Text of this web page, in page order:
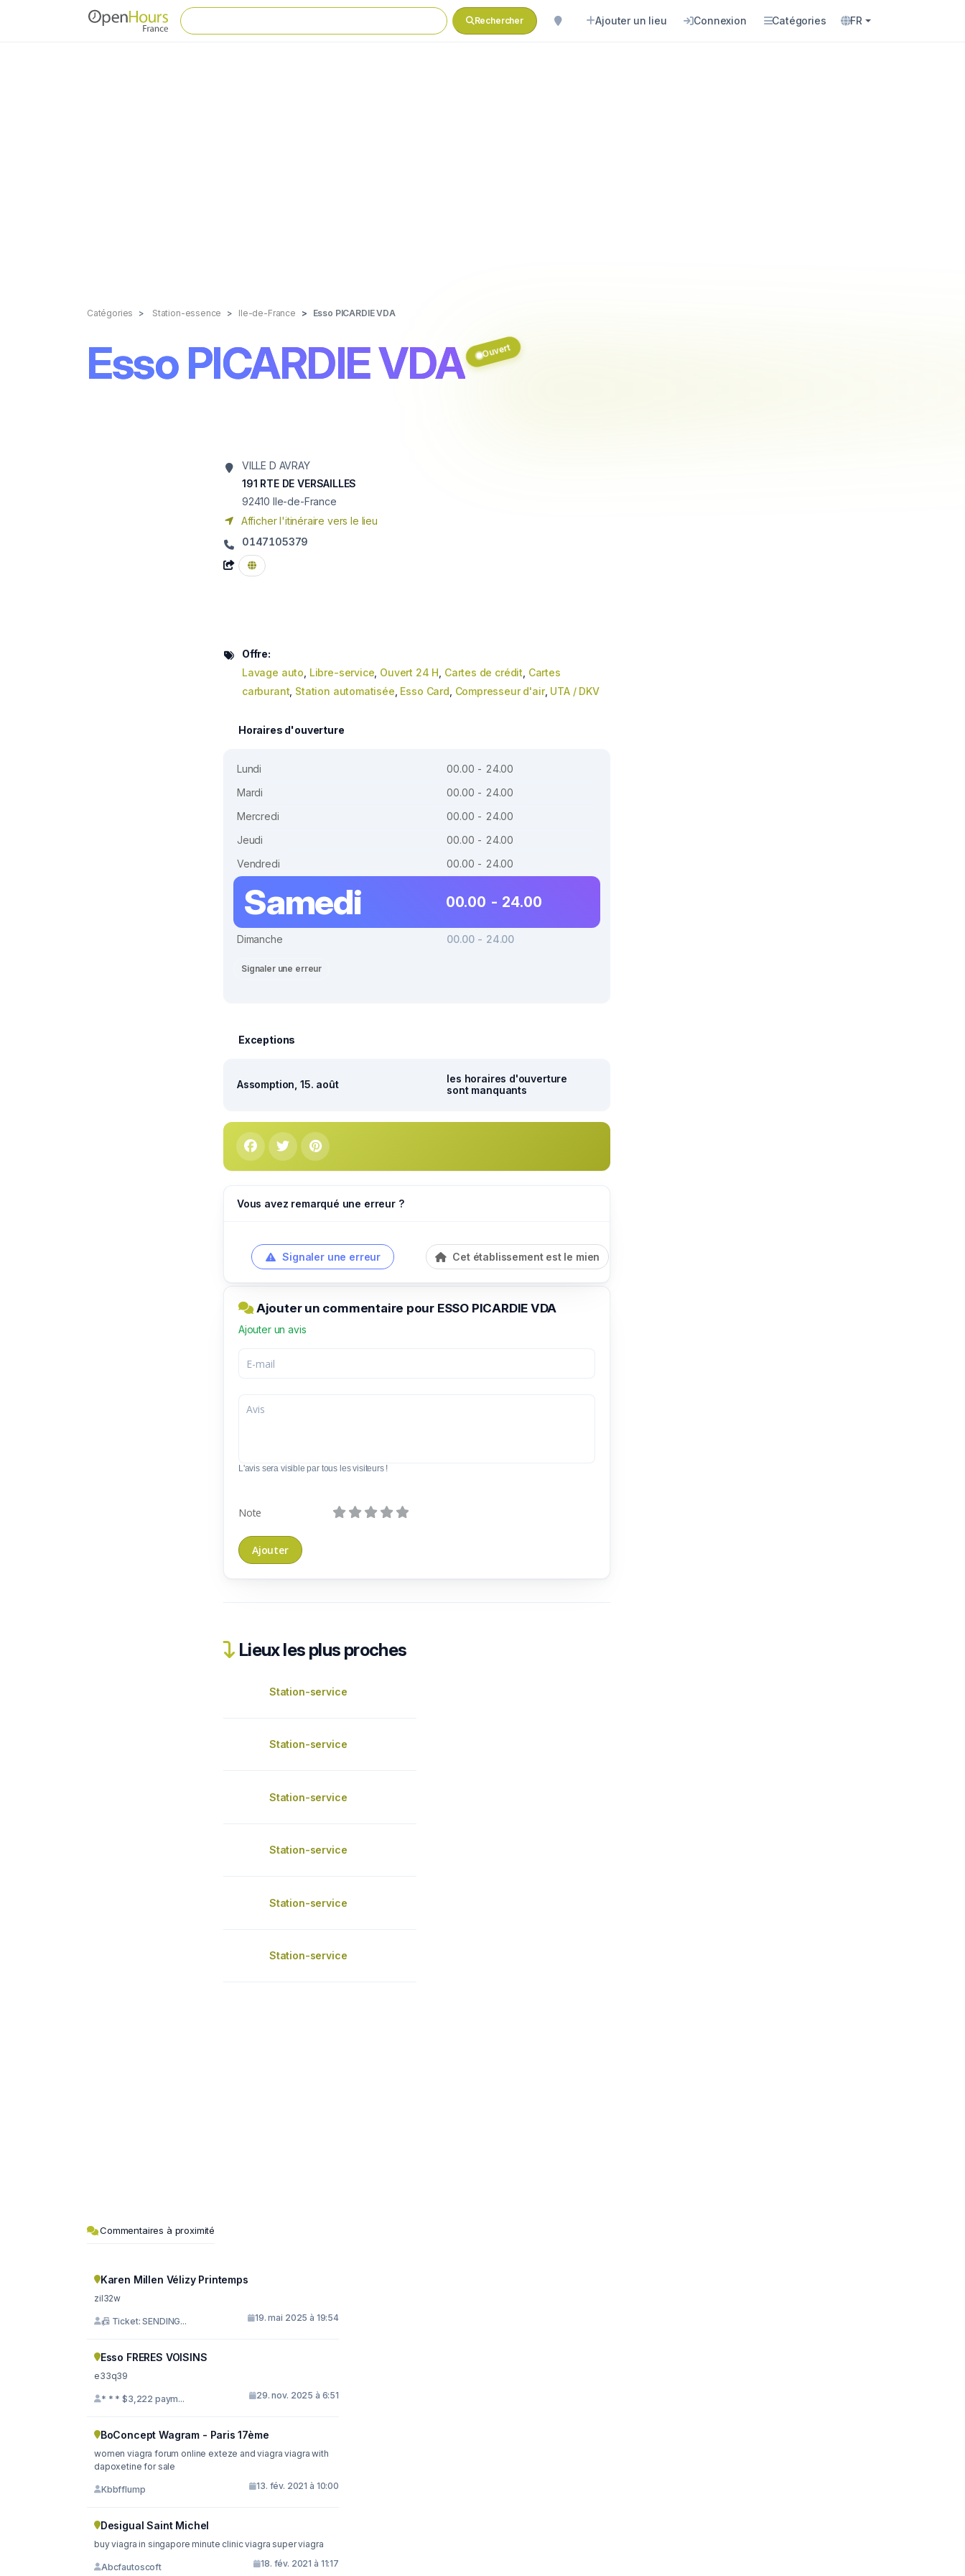
Rechercher Ajouter un lieu Connexion Catégories FR
Catégories Station-essence Ile-de-France Esso PICARDIE VDA
Esso PICARDIE VDA Ouvert
VILLE D AVRAY
191 RTE DE VERSAILLES
92410 Ile-de-France
Afficher l'itinéraire vers le lieu
0147105379
Offre:
Lavage auto Libre-service Ouvert 24 H Cartes de crédit Cartes
carburant Station automatisée Esso Card Compresseur d'air, UTA / DKV
Horaires d'ouverture
Lundi
00.00 - 24.00
Mardi
00.00 - 24.00
Mercredi
00.00 - 24.00
Jeudi
00.00 - 24.00
Vendredi
00.00 - 24.00
Samedi 00.00 - 24.00
Dimanche 00.00 - 24.00
Signaler une erreur
Exceptions
Assomption, 15. août
les horaires d'ouverture
sont manquants
Vous avez remarqué une erreur ?
Signaler une erreur Cet établissement est le mien
Ajouter un commentaire pour ESSO PICARDIE VDA
Ajouter un avis
L'avis sera visible par tous les visiteurs !
Note
Lieux les plus proches
Station-service
Station-service
Station-service
Station-service
Station-service
Station-service
Commentaires à proximité
Karen Millen Vélizy Printemps
zil32w
📠 Ticket: SENDING... 19. mai 2025 à 19:54
Esso FRERES VOISINS
e33q39
* * * $3,222 paym... 29. nov. 2025 à 6:51
BoConcept Wagram - Paris 17ème
women viagra forum online exteze and viagra viagra with
dapoxetine for sale
Kbbfflump 13. fév. 2021 à 10:00
Desigual Saint Michel
buy viagra in singapore minute clinic viagra super viagra
Abcfautoscoft 18. fév. 2021 à 11:17